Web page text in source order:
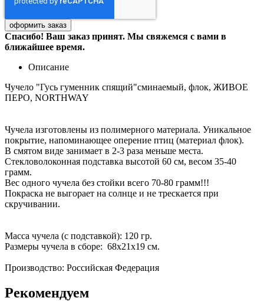
Спасибо! Ваш заказ принят. Мы свяжемся с вами в
ближайшее время.
Описание
Чучело "Гусь гуменник спящий"сминаемый, флок, ЖИВОЕ
ПЕРО, NORTHWAY
Чучела изготовлены из полимерного материала. Уникальное
покрытие, напоминающее оперение птиц (материал флок).
В смятом виде занимает в 2-3 раза меньше места.
Стекловолоконная подставка высотой 60 см, весом 35-40
грамм.
Вес одного чучела без стойки всего 70-80 грамм!!!
Покраска не выгорает на солнце и не трескается при
скручивании.
Масса чучела (с подставкой): 120 гр.
Размеры чучела в сборе: 68х21х19 см.
Производство: Российская Федерация
Рекомендуем